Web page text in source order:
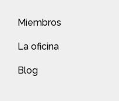
Miembros
La oficina
Blog